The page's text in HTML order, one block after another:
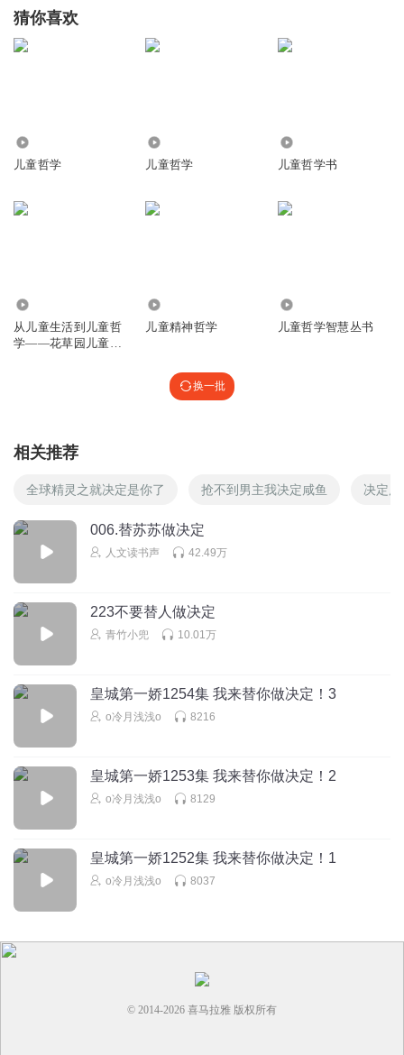
猜你喜欢
儿童哲学 儿童哲学 儿童哲学书
从儿童生活到儿童哲
学——花草园儿童哲
儿童精神哲学 儿童哲学智慧丛书
换一批
相关推荐
全球精灵之就决定是你了 抢不到男主我决定咸鱼 决定
006.替苏苏做决定
人文读书声 42.49万
223不要替人做决定
青竹小兜 10.01万
皇城第一娇1254集 我来替你做决定！3
o冷月浅浅o 8216
皇城第一娇1253集 我来替你做决定！2
o冷月浅浅o 8129
皇城第一娇1252集 我来替你做决定！1
o冷月浅浅o 8037
© 2014-2026 喜马拉雅 版权所有